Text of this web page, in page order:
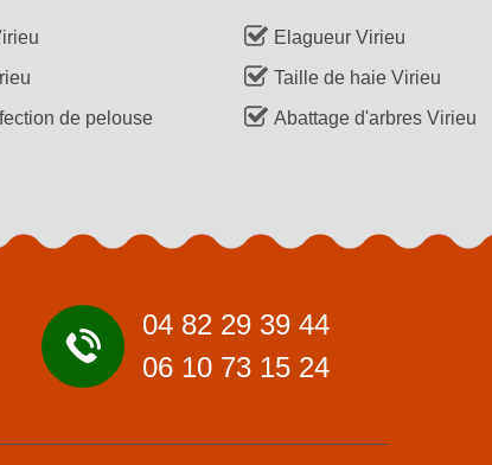
de pelouse
Elagueur Virieu
Taille de haie Virieu
Abattage d'arbres Virieu
04 82 29 39 44
06 10 73 15 24